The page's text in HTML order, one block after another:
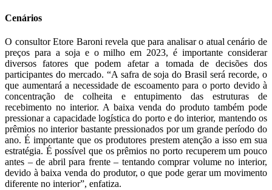
Cenários
O consultor Etore Baroni revela que para analisar o atual cenário de
preços para a soja e o milho em 2023, é importante considerar
diversos fatores que podem afetar a tomada de decisões dos
participantes do mercado. “A safra de soja do Brasil será recorde, o
que aumentará a necessidade de escoamento para o porto devido à
concentração de colheita e entupimento das estruturas de
recebimento no interior. A baixa venda do produto também pode
pressionar a capacidade logística do porto e do interior, mantendo os
prêmios no interior bastante pressionados por um grande período do
ano. É importante que os produtores prestem atenção a isso em sua
estratégia. É possível que os prêmios no porto recuperem um pouco
antes – de abril para frente – tentando comprar volume no interior,
devido à baixa venda do produtor, o que pode gerar um movimento
diferente no interior”, enfatiza.